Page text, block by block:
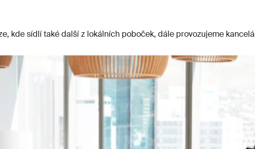
kde sídlí také další z lokálních poboček, dále provozujeme